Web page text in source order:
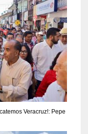
Veracruz!: Pepe